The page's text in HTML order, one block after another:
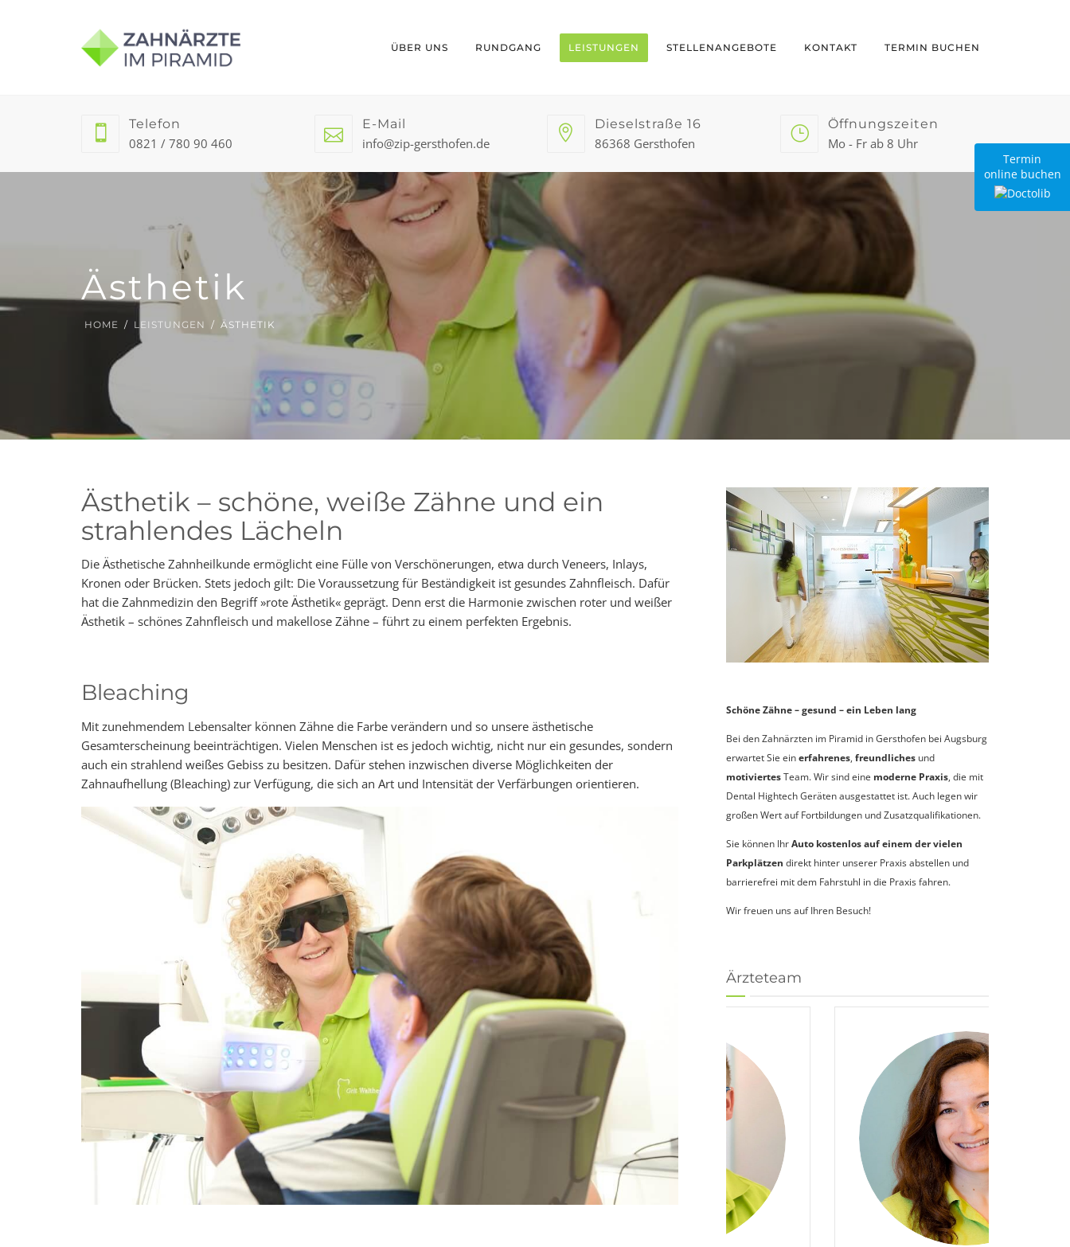
ÜBER UNS RUNDGANG LEISTUNGEN STELLENANGEBOTE KONTAKT TERMIN BUCHEN
Telefon
0821 / 780 90 460
E-Mail
info@zip-gersthofen.de
Dieselstraße 16
86368 Gersthofen
Öffnungszeiten
Mo - Fr ab 8 Uhr
Ästhetik
HOME LEISTUNGEN ÄSTHETIK
Ästhetik – schöne, weiße Zähne und ein
strahlendes Lächeln
Die Ästhetische Zahnheilkunde ermöglicht eine Fülle von Verschönerungen, etwa durch Veneers, Inlays,
Kronen oder Brücken. Stets jedoch gilt: Die Voraussetzung für Beständigkeit ist gesundes Zahnfleisch. Dafür
hat die Zahnmedizin den Begriff »rote Ästhetik« geprägt. Denn erst die Harmonie zwischen roter und weißer
Ästhetik – schönes Zahnfleisch und makellose Zähne – führt zu einem perfekten Ergebnis.
Bleaching
Mit zunehmendem Lebensalter können Zähne die Farbe verändern und so unsere ästhetische
Gesamterscheinung beeinträchtigen. Vielen Menschen ist es jedoch wichtig, nicht nur ein gesundes, sondern
auch ein strahlend weißes Gebiss zu besitzen. Dafür stehen inzwischen diverse Möglichkeiten der
Zahnaufhellung (Bleaching) zur Verfügung, die sich an Art und Intensität der Verfärbungen orientieren.
Schöne Zähne – gesund – ein Leben lang
Bei den Zahnärzten im Piramid in Gersthofen bei Augsburg
erwartet Sie einerfahrenes, freundliches und
motiviertesTeam. Wir sind eine moderne Praxis, die mit
Dental Hightech Geräten ausgestattet ist. Auch legen wir
großen Wert auf Fortbildungen und Zusatzqualifikationen.
Sie können IhrAuto kostenlos auf einem der vielen
Parkplätzen direkt hinter unserer Praxis abstellen und
barrierefrei mit dem Fahrstuhl in die Praxis fahren.
Wir freuen uns auf Ihren Besuch!
Ärzteteam
Termin
online buchen